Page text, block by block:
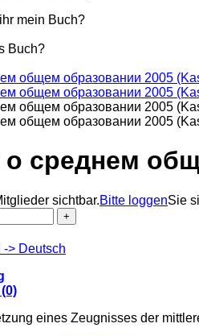
mein Buch?
Buch?
о среднем
sichtbar.Bitte loggenSie
-> Deutsch
eines Zeugnisses der